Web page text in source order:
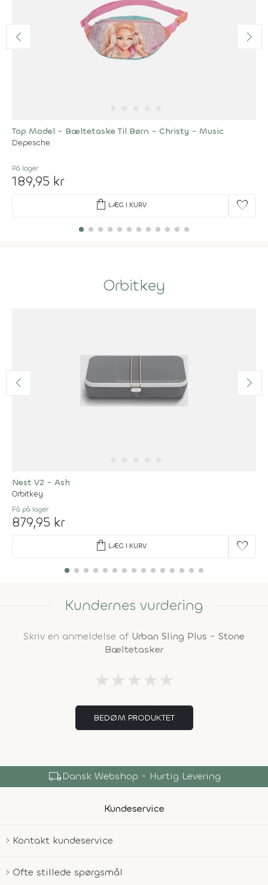
Top Model - Bæltetaske Til Børn - Christy - Music
Depesche
På lager
189,95 kr
shopping_bag LÆG I KURV favorite
Orbitkey
Nest V2 - Ash
Orbitkey
Få på lager
879,95 kr
shopping_bag LÆG I KURV favorite
Kundernes vurdering
Skriv en anmeldelse af Urban Sling Plus - Stone
Bæltetasker
★ ★ ★ ★ ★
BEDØM PRODUKTET
local_shippingDansk Webshop - Hurtig Levering
Kundeservice
Kontakt kundeservice
Ofte stillede spørgsmål